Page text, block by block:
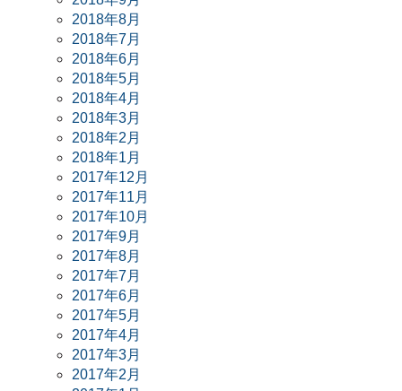
2018年8月
2018年7月
2018年6月
2018年5月
2018年4月
2018年3月
2018年2月
2018年1月
2017年12月
2017年11月
2017年10月
2017年9月
2017年8月
2017年7月
2017年6月
2017年5月
2017年4月
2017年3月
2017年2月